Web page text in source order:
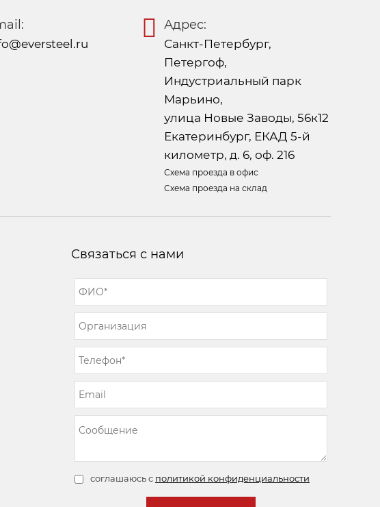
Адрес:
Санкт-Петербург,
Петергоф,
Индустриальный парк
Марьино,
улица Новые Заводы, 56к12
Екатеринбург, ЕКАД 5-й
километр, д. 6, оф. 216
Схема проезда в офис
Схема проезда на склад
Связаться с нами
соглашаюсь с политикой конфиденциальности